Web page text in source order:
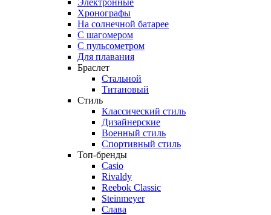
Электронные
Хронографы
На солнечной батарее
С шагомером
С пульсометром
Для плавания
Браслет
Стальной
Титановый
Стиль
Классический стиль
Дизайнерские
Военный стиль
Спортивный стиль
Топ-бренды
Casio
Rivaldy
Reebok Classic
Steinmeyer
Слава